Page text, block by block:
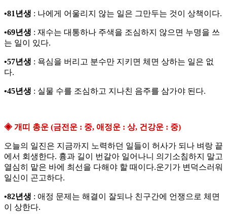
•81년생 : 나에게 어울리지 않는 일은 그만두는 것이 상책이다.
•69년생 : 재수는 대통하나 주색을 조심하지 않으면 누명을 쓰
는 일이 있다.
•57년생 : 욕심을 버리고 분수만 지키면 체면 상하는 일은 없
다.
•45년생 : 실물 수를 조심하고 지나친 음주를 삼가야 된다.
◈ 개띠 총운 (금전운 : 중, 애정운 : 상, 건강운 : 중)
오늘의 일진은 지금까지 노력하던 일들이 허사가 되나 벼랑 끝
에서 회생한다. 흉과 길이 번갈아 일어나니 의기소침하지 말고
열심히 맡은 바에 최선을 다해야 할 때이다.운기가 변덕스러워
일신이 곤고하다.
•82년생 : 애정 문제는 해결이 잘되나 친구간에 언쟁으로 체면
이 상한다.